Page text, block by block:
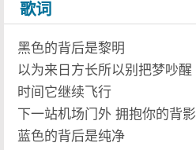
歌词
黑色的背后是黎明
以为来日方长所以别把梦吵醒
时间它继续飞行
下一站机场门外 拥抱你的背影
蓝色的背后是纯净